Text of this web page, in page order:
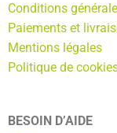
Conditions
Paiements et
Mentions légales
Politique de
BESOIN D’AIDE